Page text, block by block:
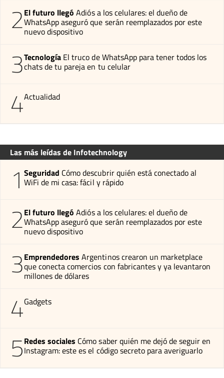
2El futuro llegó Adiós a los celulares: el dueño de
WhatsApp aseguró que serán reemplazados por este
nuevo dispositivo
3Tecnología El truco de WhatsApp para tener todos los
chats de tu pareja en tu celular
4Actualidad
Las más leídas de Infotechnology
1 Seguridad Cómo descubrir quién está conectado al
WiFi de mi casa: fácil y rápido
2El futuro llegó Adiós a los celulares: el dueño de
WhatsApp aseguró que serán reemplazados por este
nuevo dispositivo
3Emprendedores Argentinos crearon un marketplace
que conecta comercios con fabricantes y ya levantaron
millones de dólares
4Gadgets
5Redes sociales Cómo saber quién me dejó de seguir en
Instagram: este es el código secreto para averiguarlo